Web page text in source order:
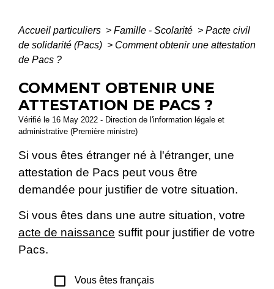
Accueil particuliers > Famille - Scolarité > Pacte civil
de solidarité (Pacs) > Comment obtenir une attestation
de Pacs ?
COMMENT OBTENIR UNE
ATTESTATION DE PACS ?
Vérifié le 16 May 2022 - Direction de l'information légale et
administrative (Première ministre)
Si vous êtes étranger né à l'étranger, une
attestation de Pacs peut vous être
demandée pour justifier de votre situation.
Si vous êtes dans une autre situation, votre
acte de naissance suffit pour justifier de votre
Pacs.
check_box_outline_blank Vous êtes français